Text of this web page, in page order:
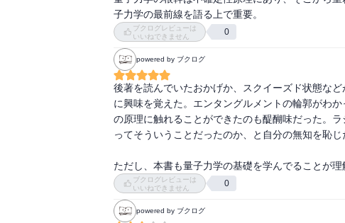
子力学の最前線を語る上で重要。
ブクログレビューは
いいねできません
0
powered by ブクログ
後著を読んでいたおかげか、スクイーズド状態な
に興味を覚えた。エンタングルメントの輪郭がわ
の原理に触れることができたのも醍醐味だった。
ってそういうことだったのか、と自分の無知を恥じ
ただし、本書も量子力学の基礎を学んでることが理
ブクログレビューは
いいねできません
0
powered by ブクログ